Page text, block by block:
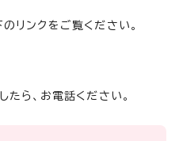
リンクをご覧ください。
ら、お電話ください。